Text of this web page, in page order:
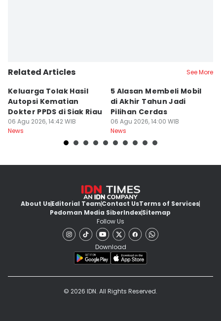
Related Articles See More
Keluarga Tolak Hasil
Autopsi Kematian
Dokter PPDS di Siak Riau
06 Agu 2026, 14:42 WIB
News
5 Alasan Membeli Mobil
di Akhir Tahun Jadi
Pilihan Cerdas
06 Agu 2026, 14:00 WIB
News
About UsEditorial TeamContact UsTerms of Services
Pedoman Media SiberIndexSitemap
Follow Us
Download
© 2026 IDN. All Rights Reserved.